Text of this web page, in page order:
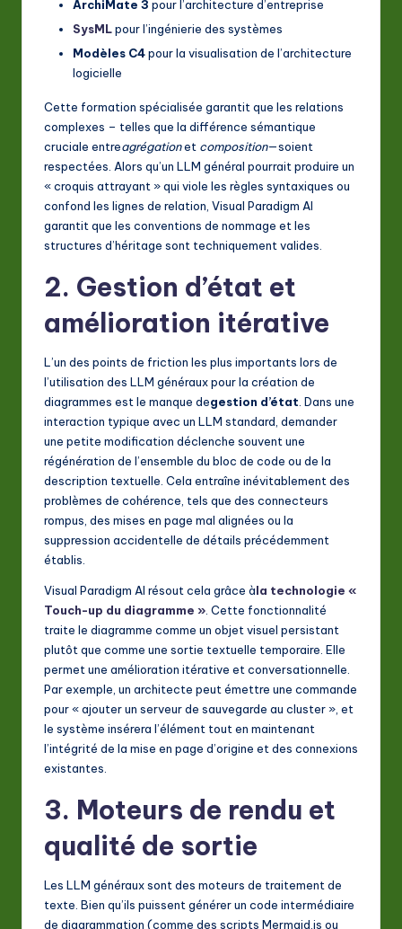
ArchiMate 3 pour l’architecture d’entreprise
SysMLpour l’ingénierie des systèmes
Modèles C4pour la visualisation de l’architecture
logicielle
Cette formation spécialisée garantit que les relations
complexes – telles que la différence sémantique
cruciale entreagrégationet composition—soient
respectées. Alors qu’un LLM général pourrait produire un
« croquis attrayant » qui viole les règles syntaxiques ou
confond les lignes de relation, Visual Paradigm AI
garantit que les conventions de nommage et les
structures d’héritage sont techniquement valides.
2. Gestion d’état et
amélioration itérative
L’un des points de friction les plus importants lors de
l’utilisation des LLM généraux pour la création de
diagrammes est le manque degestion d’état . Dans une
interaction typique avec un LLM standard, demander
une petite modification déclenche souvent une
régénération de l’ensemble du bloc de code ou de la
description textuelle. Cela entraîne inévitablement des
problèmes de cohérence, tels que des connecteurs
rompus, des mises en page mal alignées ou la
suppression accidentelle de détails précédemment
établis.
Visual Paradigm AI résout cela grâce àla technologie «
Touch-up du diagramme » . Cette fonctionnalité
traite le diagramme comme un objet visuel persistant
plutôt que comme une sortie textuelle temporaire. Elle
permet une amélioration itérative et conversationnelle.
Par exemple, un architecte peut émettre une commande
pour « ajouter un serveur de sauvegarde au cluster », et
le système insérera l’élément tout en maintenant
l’intégrité de la mise en page d’origine et des connexions
existantes.
3. Moteurs de rendu et
qualité de sortie
Les LLM généraux sont des moteurs de traitement de
texte. Bien qu’ils puissent générer un code intermédiaire
de diagrammation (comme des scripts Mermaid.js ou